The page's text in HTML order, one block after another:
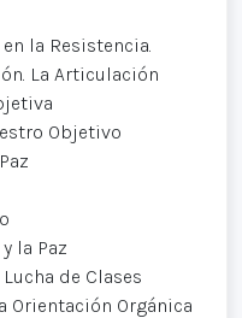
la Resistencia.
La Articulación
Objetivo
la Paz
de Clases
Orientación Orgánica